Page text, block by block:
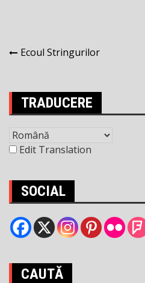
Navigare
articole
Ecoul Stringurilor
TRADUCERE
Edit Translation
SOCIAL
CAUTĂ